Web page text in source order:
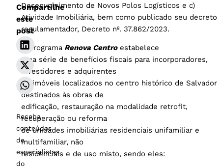
Desenvolvimento de Novos Polos Logísticos e c)
Atividade Imobiliária, bem como publicado seu decreto
regulamentador, Decreto nº. 37.862/2023.
​O programaRenova Centroestabelece
uma série de benefícios fiscais para incorporadores,
investidores e adquirentes
de imóveis localizados no centro histórico de Salvador
destinados às obras de
edificação, restauração na modalidade retrofit,
recuperação ou reforma
de unidades imobiliárias residenciais unifamiliar e
multifamiliar, não
residenciais e de uso misto, sendo eles:
Compartilhe
este
post
Receba
conteúdos
de
especialistas
do